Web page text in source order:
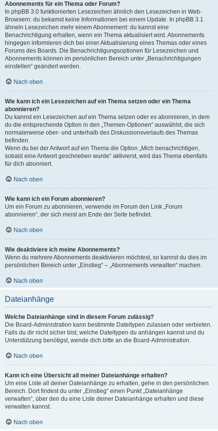
Abonnements für ein Thema oder Forum?
In phpBB 3.0 funktionierten Lesezeichen ähnlich den Lesezeichen in Web-
Browsern: du bekamst keine Informationen bei einem Update. In phpBB 3.1
ähneln Lesezeichen mehr einem Abonnement: du kannst eine
Benachrichtigung erhalten, wenn ein Thema aktualisiert wird. Abonnements
hingegen informieren dich bei einer Aktualisierung eines Themas oder eines
Forums des Boards. Die Benachrichtigungsoptionen für Lesezeichen und
Abonnements können im persönlichen Bereich unter „Benachrichtigungen
einstellen“ geändert werden.
Nach oben
Wie kann ich ein Lesezeichen auf ein Thema setzen oder ein Thema
abonnieren?
Du kannst ein Lesezeichen auf ein Thema setzen oder es abonnieren, in dem
du die entsprechende Option in den „Themen-Optionen“ auswählst, die sich
normalerweise ober- und unterhalb des Diskussionsverlaufs des Themas
befinden.
Wenn du bei der Antwort auf ein Thema die Option „Mich benachrichtigen,
sobald eine Antwort geschrieben wurde“ aktivierst, wird das Thema ebenfalls
für dich abonniert.
Nach oben
Wie kann ich ein Forum abonnieren?
Um ein Forum zu abonnieren, verwende im Forum den Link „Forum
abonnieren“, der sich meist am Ende der Seite befindet.
Nach oben
Wie deaktiviere ich meine Abonnements?
Wenn du mehrere Abonnements deaktivieren möchtest, so kannst du dies im
persönlichen Bereich unter „Einstieg“ – „Abonnements verwalten“ machen.
Nach oben
Dateianhänge
Welche Dateianhänge sind in diesem Forum zulässig?
Die Board-Administration kann bestimmte Dateitypen zulassen oder verbieten.
Falls du dir nicht sicher bist, welche Dateitypen du anhängen kannst und du
Unterstützung benötigst, wende dich bitte an die Board-Administration.
Nach oben
Kann ich eine Übersicht all meiner Dateianhänge erhalten?
Um eine Liste all deiner Dateianhänge zu erhalten, gehe in den persönlichen
Bereich. Dort findest du unter „Einstieg“ einen Punkt „Dateianhänge
verwalten“, über den du eine Liste deiner Dateianhänge erhalten und diese
verwalten kannst.
Nach oben